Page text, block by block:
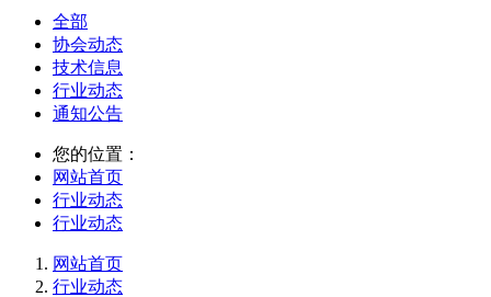
全部
协会动态
技术信息
行业动态
通知公告
您的位置：
网站首页
行业动态
行业动态
网站首页
行业动态